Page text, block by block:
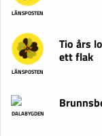
LÄNSPOSTEN
LÄNSPOSTEN
Tio års
ett flak
DALABYGDEN